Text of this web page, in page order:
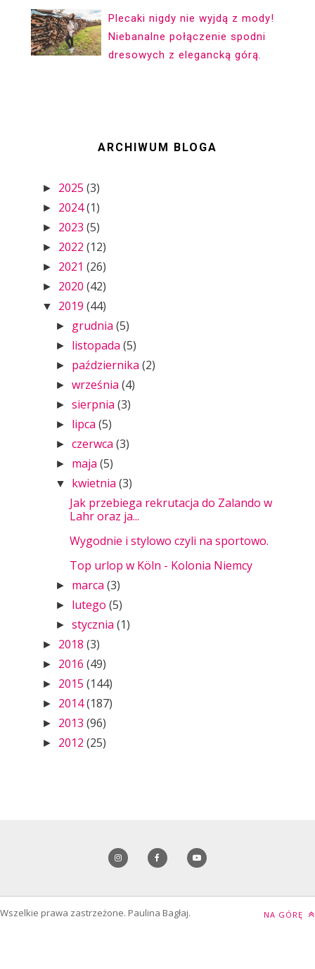
Plecaki nigdy nie wyjdą z mody!
Niebanalne połączenie spodni
dresowych z elegancką górą.
ARCHIWUM BLOGA
► 2025 (3)
► 2024(1)
► 2023 (5)
► 2022 (12)
► 2021 (26)
► 2020 (42)
▼ 2019 (44)
► grudnia(5)
► listopada(5)
► października(2)
►września(4)
►sierpnia(3)
► lipca(5)
►czerwca(3)
► maja(5)
▼ kwietnia(3)
Jak przebiega rekrutacja do Zalando w
Lahr oraz ja...
Wygodnie i stylowo czyli na sportowo.
Top urlop w Köln - Kolonia Niemcy
► marca(3)
► lutego(5)
►stycznia(1)
► 2018 (3)
► 2016 (49)
► 2015 (144)
► 2014(187)
► 2013 (96)
► 2012 (25)
Wszelkie prawa zastrzeżone. Paulina Bagłaj. NA GÓRĘ